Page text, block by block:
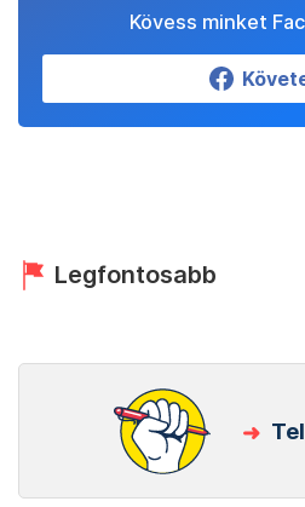
Kövess minket
Legfontosabb